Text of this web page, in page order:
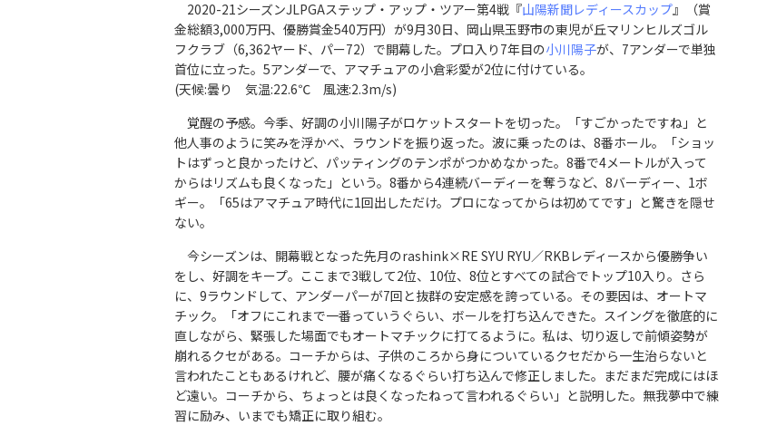
2020-21シーズンJLPGAステップ・アップ・ツアー第4戦『山陽新聞レディースカップ』（賞
金総額3,000万円、優勝賞金540万円）が9月30日、岡山県玉野市の東児が丘マリンヒルズゴル
フクラブ（6,362ヤード、パー72）で開幕した。プロ入り7年目の小川陽子が、7アンダーで単独
首位に立った。5アンダーで、アマチュアの小倉彩愛が2位に付けている。
(天候:曇り 気温:22.6℃ 風速:2.3m/s)
覚醒の予感。今季、好調の小川陽子がロケットスタートを切った。「すごかったですね」と
他人事のように笑みを浮かべ、ラウンドを振り返った。波に乗ったのは、8番ホール。「ショッ
トはずっと良かったけど、パッティングのテンポがつかめなかった。8番で4メートルが入って
からはリズムも良くなった」という。8番から4連続バーディーを奪うなど、8バーディー、1ボ
ギー。「65はアマチュア時代に1回出しただけ。プロになってからは初めてです」と驚きを隠せ
ない。
今シーズンは、開幕戦となった先月のrashink×RE SYU RYU／RKBレディースから優勝争い
をし、好調をキープ。ここまで3戦して2位、10位、8位とすべての試合でトップ10入り。さら
に、9ラウンドして、アンダーパーが7回と抜群の安定感を誇っている。その要因は、オートマ
チック。「オフにこれまで一番っていうぐらい、ボールを打ち込んできた。スイングを徹底的に
直しながら、緊張した場面でもオートマチックに打てるように。私は、切り返しで前傾姿勢が
崩れるクセがある。コーチからは、子供のころから身についているクセだから一生治らないと
言われたこともあるけれど、腰が痛くなるぐらい打ち込んで修正しました。まだまだ完成にはほ
ど遠い。コーチから、ちょっとは良くなったねって言われるぐらい」と説明した。無我夢中で練
習に励み、いまでも矯正に取り組む。